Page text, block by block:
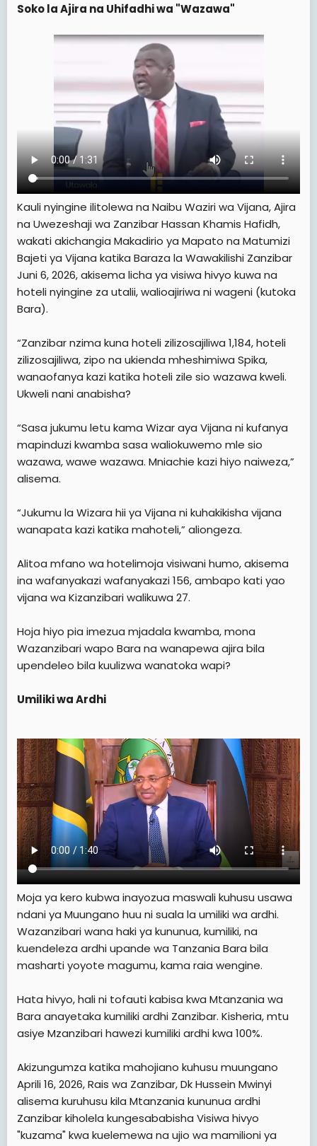
Soko la Ajira na Uhifadhi wa "Wazawa"
Kauli nyingine ilitolewa na Naibu Waziri wa Vijana, Ajira
na Uwezeshaji wa Zanzibar Hassan Khamis Hafidh,
wakati akichangia Makadirio ya Mapato na Matumizi
Bajeti ya Vijana katika Baraza la Wawakilishi Zanzibar
Juni 6, 2026, akisema licha ya visiwa hivyo kuwa na
hoteli nyingine za utalii, walioajiriwa ni wageni (kutoka
Bara).
“Zanzibar nzima kuna hoteli zilizosajiliwa 1,184, hoteli
zilizosajiliwa, zipo na ukienda mheshimiwa Spika,
wanaofanya kazi katika hoteli zile sio wazawa kweli.
Ukweli nani anabisha?
“Sasa jukumu letu kama Wizar aya Vijana ni kufanya
mapinduzi kwamba sasa waliokuwemo mle sio
wazawa, wawe wazawa. Mniachie kazi hiyo naiweza,”
alisema.
“Jukumu la Wizara hii ya Vijana ni kuhakikisha vijana
wanapata kazi katika mahoteli,” aliongeza.
Alitoa mfano wa hotelimoja visiwani humo, akisema
ina wafanyakazi wafanyakazi 156, ambapo kati yao
vijana wa Kizanzibari walikuwa 27.
Hoja hiyo pia imezua mjadala kwamba, mona
Wazanzibari wapo Bara na wanapewa ajira bila
upendeleo bila kuulizwa wanatoka wapi?
Umiliki wa Ardhi
Moja ya kero kubwa inayozua maswali kuhusu usawa
ndani ya Muungano huu ni suala la umiliki wa ardhi.
Wazanzibari wana haki ya kununua, kumiliki, na
kuendeleza ardhi upande wa Tanzania Bara bila
masharti yoyote magumu, kama raia wengine.
Hata hivyo, hali ni tofauti kabisa kwa Mtanzania wa
Bara anayetaka kumiliki ardhi Zanzibar. Kisheria, mtu
asiye Mzanzibari hawezi kumiliki ardhi kwa 100%.
Akizungumza katika mahojiano kuhusu muungano
Aprili 16, 2026, Rais wa Zanzibar, Dk Hussein Mwinyi
alisema kuruhusu kila Mtanzania kununua ardhi
Zanzibar kiholela kungesababisha Visiwa hivyo
"kuzama" kwa kuelemewa na ujio wa mamilioni ya